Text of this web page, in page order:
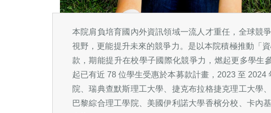
本院肩負培育國內外資訊領域一流人才重任，全球競
視野，更能提升未來的競爭力。是以本院積極推動「
款，期能提升在校學子國際化競爭力，燃起更多學生
起已有近 78 位學生受惠於本募款計畫，2023 至
院、瑞典查默斯理工大學、捷克布拉格捷克理工大學
巴黎綜合理工學院、美國伊利諾大學香檳分校、卡內